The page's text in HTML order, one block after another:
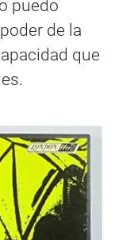
puedo
de la
que